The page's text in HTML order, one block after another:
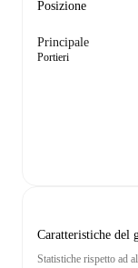
Posizione
Principale
Portieri
Caratteristiche del
Statistiche rispetto ad